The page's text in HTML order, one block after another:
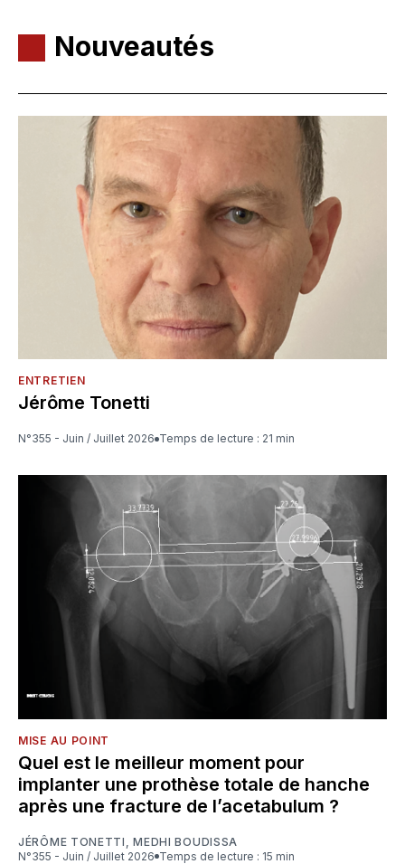
Nouveautés
ENTRETIEN
Jérôme Tonetti
N°355 - Juin / Juillet 2026 Temps de lecture : 21 min
MISE AU POINT
Quel est le meilleur moment pour
implanter une prothèse totale de hanche
après une fracture de l’acetabulum ?
JÉRÔME TONETTI ,MEDHI BOUDISSA
N°355 - Juin / Juillet 2026
Temps de lecture : 15 min